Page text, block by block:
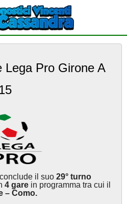
Lega Pro Girone A
conclude il suo 29° turno
4 gare in programma tra cui il
– Como.